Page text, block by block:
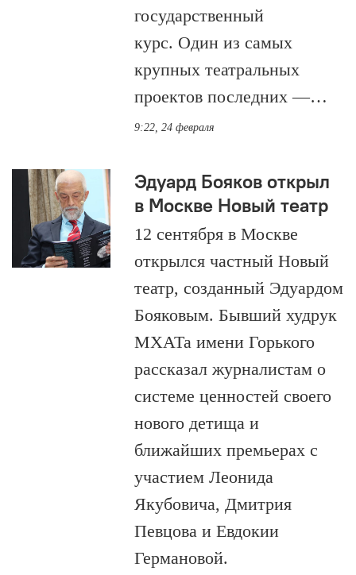
государственный
курс. Один из самых
крупных театральных
проектов последних —…
9:22, 24 февраля
Эдуард Бояков открыл
в Москве Новый театр
12 сентября в Москве
открылся частный Новый
театр, созданный Эдуардом
Бояковым. Бывший худрук
МХАТа имени Горького
рассказал журналистам о
системе ценностей своего
нового детища и
ближайших премьерах с
участием Леонида
Якубовича, Дмитрия
Певцова и Евдокии
Германовой.